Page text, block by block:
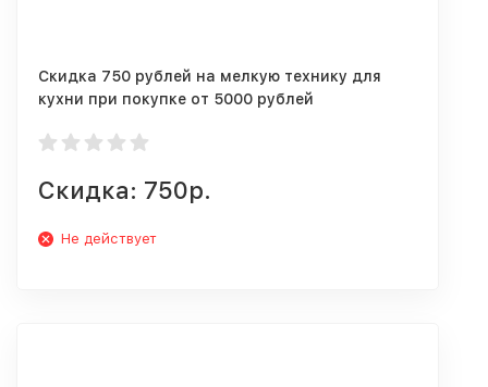
Скидка 750 рублей на мелкую технику для
кухни при покупке от 5000 рублей
Скидка: 750р.
Не действует